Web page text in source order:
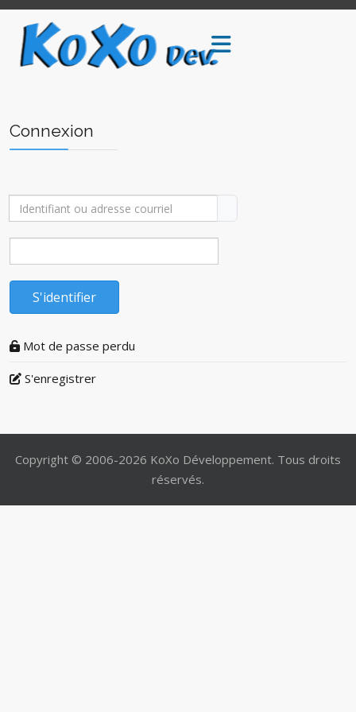
Connexion
Identifiant ou adresse courriel
S'identifier
Mot de passe perdu
S'enregistrer
Copyright © 2006-2026 KoXo Développement. Tous droits
réservés.